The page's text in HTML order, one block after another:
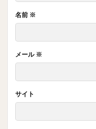
名前 ※
メール ※
サイト